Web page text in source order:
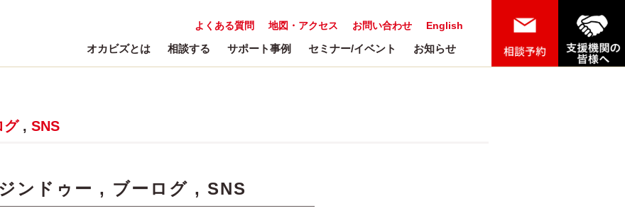
English
お問い合わせ
地図・アクセス
よくある質問
オカビズとは 相談する サポート事例 セミナー/イベント お知らせ
グ, SNS
ジンドゥー , ブーログ , SNS